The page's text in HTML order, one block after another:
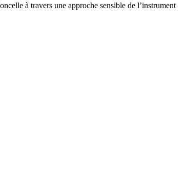
à travers une approche sensible de l’instrument